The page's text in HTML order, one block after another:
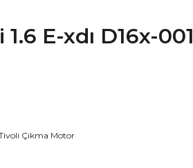
E-xdı D16x-001
Çıkma Motor